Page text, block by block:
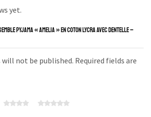
yet.
PYJAMA « AMELIA » EN COTON LYCRA AVEC DENTELLE –
will not be published. Required fields are